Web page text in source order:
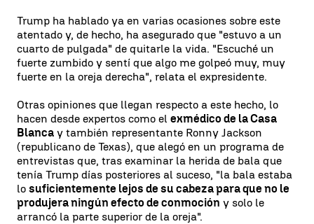
Trump ha hablado ya en varias ocasiones sobre este
atentado y, de hecho, ha asegurado que "estuvo a un
cuarto de pulgada" de quitarle la vida. "Escuché un
fuerte zumbido y sentí que algo me golpeó muy, muy
fuerte en la oreja derecha", relata el expresidente.
Otras opiniones que llegan respecto a este hecho, lo
hacen desde expertos como el exmédico de la Casa
Blanca y también representante Ronny Jackson
(republicano de Texas), que alegó en un programa de
entrevistas que, tras examinar la herida de bala que
tenía Trump días posteriores al suceso, "la bala estaba
lo suficientemente lejos de su cabeza para que no le
produjera ningún efecto de conmoción y solo le
arrancó la parte superior de la oreja".